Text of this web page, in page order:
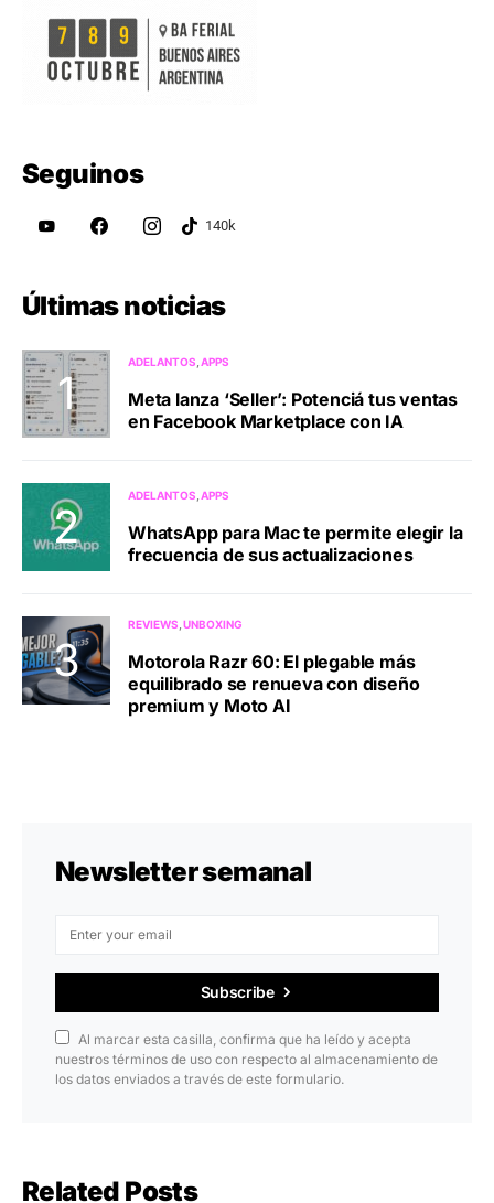
Seguinos
Últimas noticias
ADELANTOS APPS
Meta lanza ‘Seller’: Potenciá tus ventas
en Facebook Marketplace con IA
ADELANTOS APPS
WhatsApp para Mac te permite elegir la
frecuencia de sus actualizaciones
REVIEWS UNBOXING
Motorola Razr 60: El plegable más
equilibrado se renueva con diseño
premium y Moto AI
Newsletter semanal
Subscribe
Al marcar esta casilla, confirma que ha leído y acepta
nuestros términos de uso con respecto al almacenamiento de
los datos enviados a través de este formulario.
Related Posts